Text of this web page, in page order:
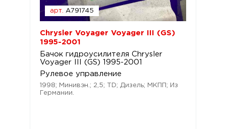
арт. A791745
Chrysler Voyager Voyager III (GS)
1995-2001
Бачок гидроусилителя Chrysler
Voyager III (GS) 1995-2001
Рулевое управление
1998; Минивэн.; 2,5; TD; Дизель; МКПП; Из
Германии.